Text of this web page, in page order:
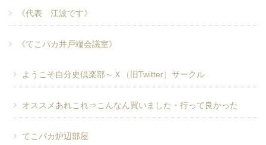
《代表 江波です》
《てこパカ井戸端会議室》
ようこそ自分史倶楽部～Ｘ（旧Twitter）サークル
オススメあれこれ⇒こんなん買いました・行って良かった
てこパカ炉辺部屋